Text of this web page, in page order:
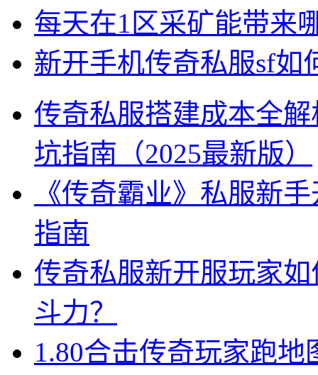
每天在1区采矿能带来
新开手机传奇私服sf如
传奇私服搭建成本全
坑指南（2025最新版）
《传奇霸业》私服新
指南
传奇私服新开服玩家
斗力？
1.80合击传奇玩家跑地